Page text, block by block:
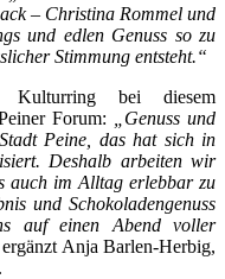
– Christina Rommel und
und edlen Genuss so zu
Stimmung entsteht.“
Kulturring bei diesem
Forum:
„Genuss und
Peine, das hat sich in
Deshalb arbeiten wir
auch im Alltag erlebbar zu
und Schokoladengenuss
auf einen Abend voller
ergänzt Anja Barlen-Herbig,